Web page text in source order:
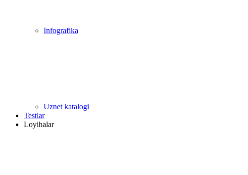
Infografika
Uznet katalogi
Testlar
Loyihalar